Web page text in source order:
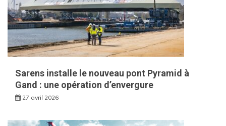
Sarens installe le nouveau pont Pyramid à
Gand : une opération d’envergure
27 avril 2026